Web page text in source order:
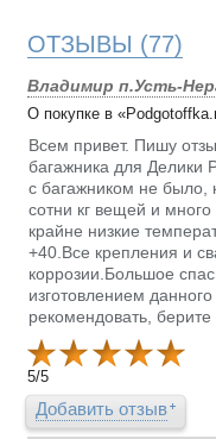
ОТЗЫВЫ (77)
Владимир п.Усть-
О покупке в
Всем привет. Пишу
багажника для Делики
с багажником не было,
сотни кг вещей и
крайне низкие
+40.Все крепления и
коррозии.Большое
изготовлением
рекомендовать,
5/5
Добавить отзыв